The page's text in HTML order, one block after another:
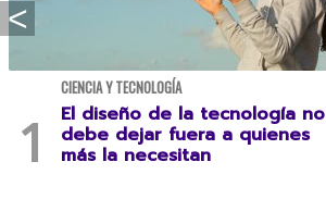
CIENCIA Y TECNOLOGÍA
El diseño de la tecnología no
debe dejar fuera a quienes
más la necesitan